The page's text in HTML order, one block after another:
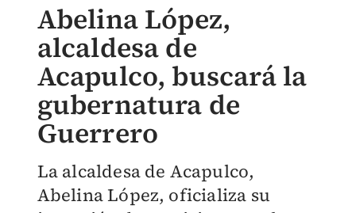
Abelina López,
alcaldesa de
Acapulco, buscará la
gubernatura de
Guerrero
La alcaldesa de Acapulco,
Abelina López, oficializa su